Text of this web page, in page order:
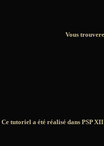
Vous
Ce tutoriel a été réalisé dans PSP